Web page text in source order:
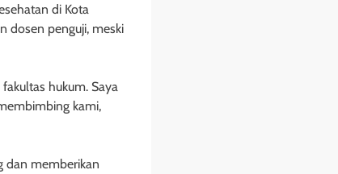
di Kota
dosen penguji, meski
hukum. Saya
kami,
dan memberikan